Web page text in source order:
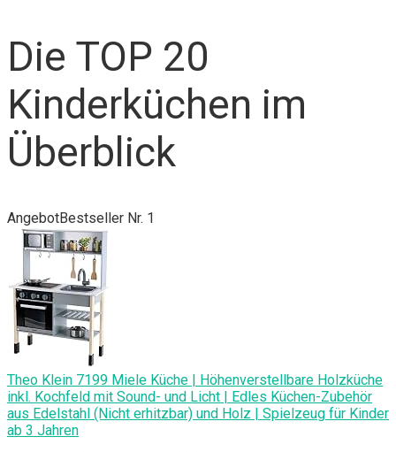
Die TOP 20
Kinderküchen im
Überblick
AngebotBestseller Nr. 1
Theo Klein 7199 Miele Küche | Höhenverstellbare Holzküche
inkl. Kochfeld mit Sound- und Licht | Edles Küchen-Zubehör
aus Edelstahl (Nicht erhitzbar) und Holz | Spielzeug für Kinder
ab 3 Jahren